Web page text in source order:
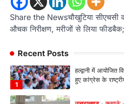
Share the Newsचौखुटिया सीएचसी
औचक निरीक्षण, मरीजों से लिया
Recent Posts
1
हुए कांग्रेस के
2
उत्तराखण्ड कुमाऊं
घमासान,
Admin
कांग्रेस कार्यकर्ताओं